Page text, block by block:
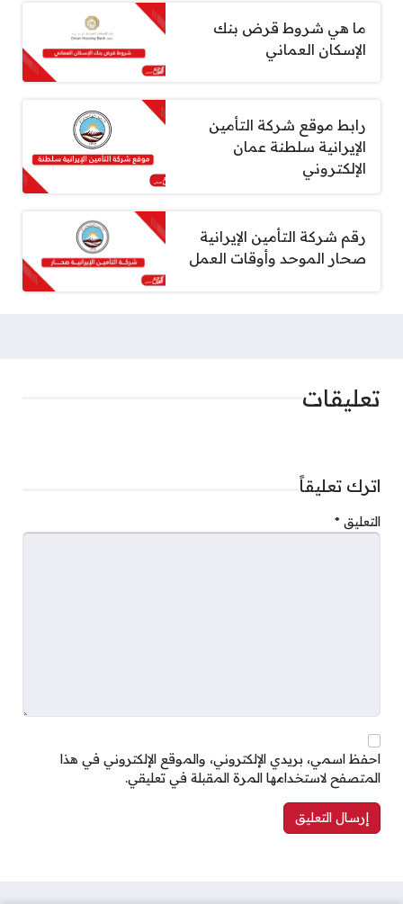
ما هي شروط قرض بنك
الإسكان العماني
رابط موقع شركة التأمين
الإيرانية سلطنة عمان
الإلكتروني
رقم شركة التأمين الإيرانية
صحار الموحد وأوقات العمل
تعليقات
اترك تعليقاً
التعليق *
احفظ اسمي، بريدي الإلكتروني، والموقع الإلكتروني في هذا
المتصفح لاستخدامها المرة المقبلة في تعليقي.